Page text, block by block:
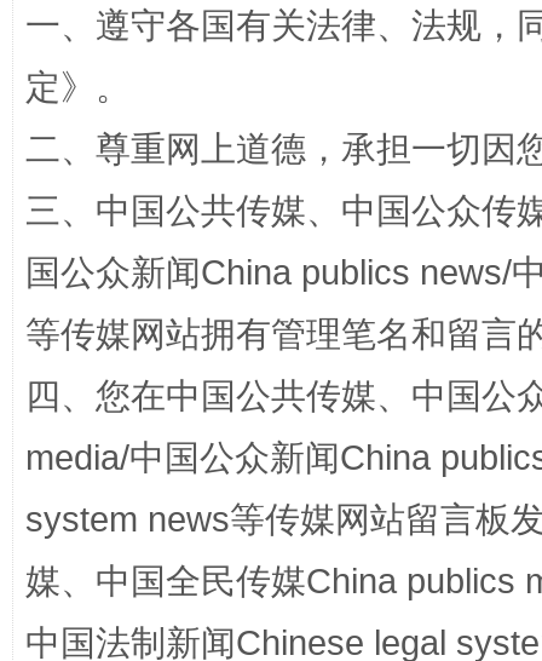
阿坝州三大球赛在茂县开幕 规模
一、遵守各国有关法律、法规，
定》。
二、尊重网上道德，承担一切因
三、中国公共传媒、中国公众传
国公众新闻China publics news/
等传媒网站拥有管理笔名和留言
四、您在中国公共传媒、中国公
media/中国公众新闻China
system news等传媒网站留言板
媒、中国全民传媒China publics
中国法制新闻Chinese legal